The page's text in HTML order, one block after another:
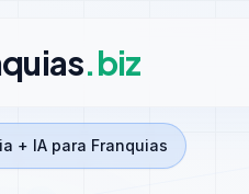
.biz
+ IA para Franquias